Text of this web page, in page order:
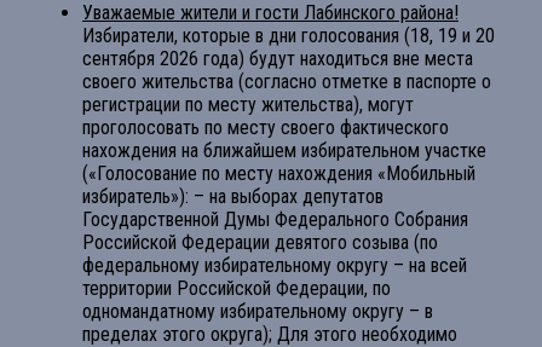
Уважаемые жители и гости Лабинского района!
Избиратели, которые в дни голосования (18, 19 и 20
сентября 2026 года) будут находиться вне места
своего жительства (согласно отметке в паспорте о
регистрации по месту жительства), могут
проголосовать по месту своего фактического
нахождения на ближайшем избирательном участке
(«Голосование по месту нахождения «Мобильный
избиратель»): – на выборах депутатов
Государственной Думы Федерального Собрания
Российской Федерации девятого созыва (по
федеральному избирательному округу – на всей
территории Российской Федерации, по
одномандатному избирательному округу – в
пределах этого округа); Для этого необходимо